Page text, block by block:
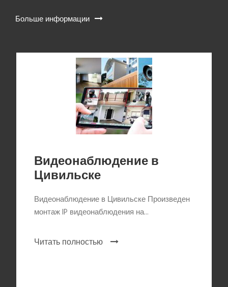
Больше информации
Видеонаблюдение в
Цивильске
Видеонаблюдение в Цивильске Произведен
монтаж IP видеонаблюдения на...
Читать полностью